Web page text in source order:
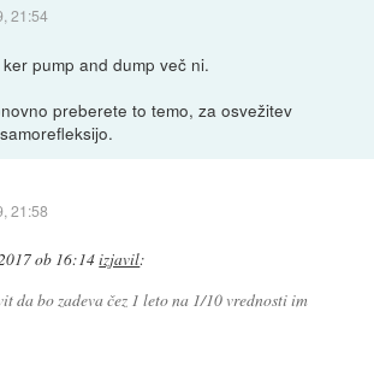
21:54
pump and dump več ni.
preberete to temo, za osvežitev
21:58
ob 16:14izjavil:
da bo zadeva čez 1 leto na 1/10 vrednosti im